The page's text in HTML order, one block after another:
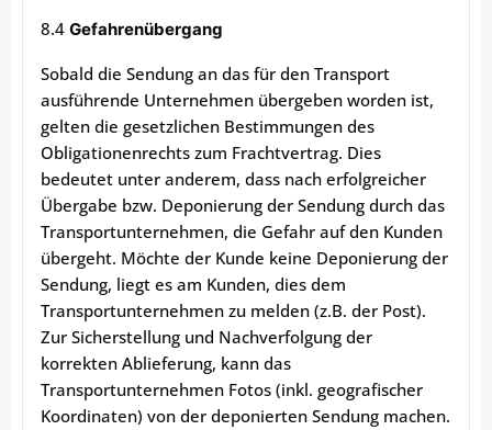
8.4 Gefahrenübergang
Sobald die Sendung an das für den Transport
ausführende Unternehmen übergeben worden ist,
gelten die gesetzlichen Bestimmungen des
Obligationenrechts zum Frachtvertrag. Dies
bedeutet unter anderem, dass nach erfolgreicher
Übergabe bzw. Deponierung der Sendung durch das
Transportunternehmen, die Gefahr auf den Kunden
übergeht. Möchte der Kunde keine Deponierung der
Sendung, liegt es am Kunden, dies dem
Transportunternehmen zu melden (z.B. der Post).
Zur Sicherstellung und Nachverfolgung der
korrekten Ablieferung, kann das
Transportunternehmen Fotos (inkl. geografischer
Koordinaten) von der deponierten Sendung machen.